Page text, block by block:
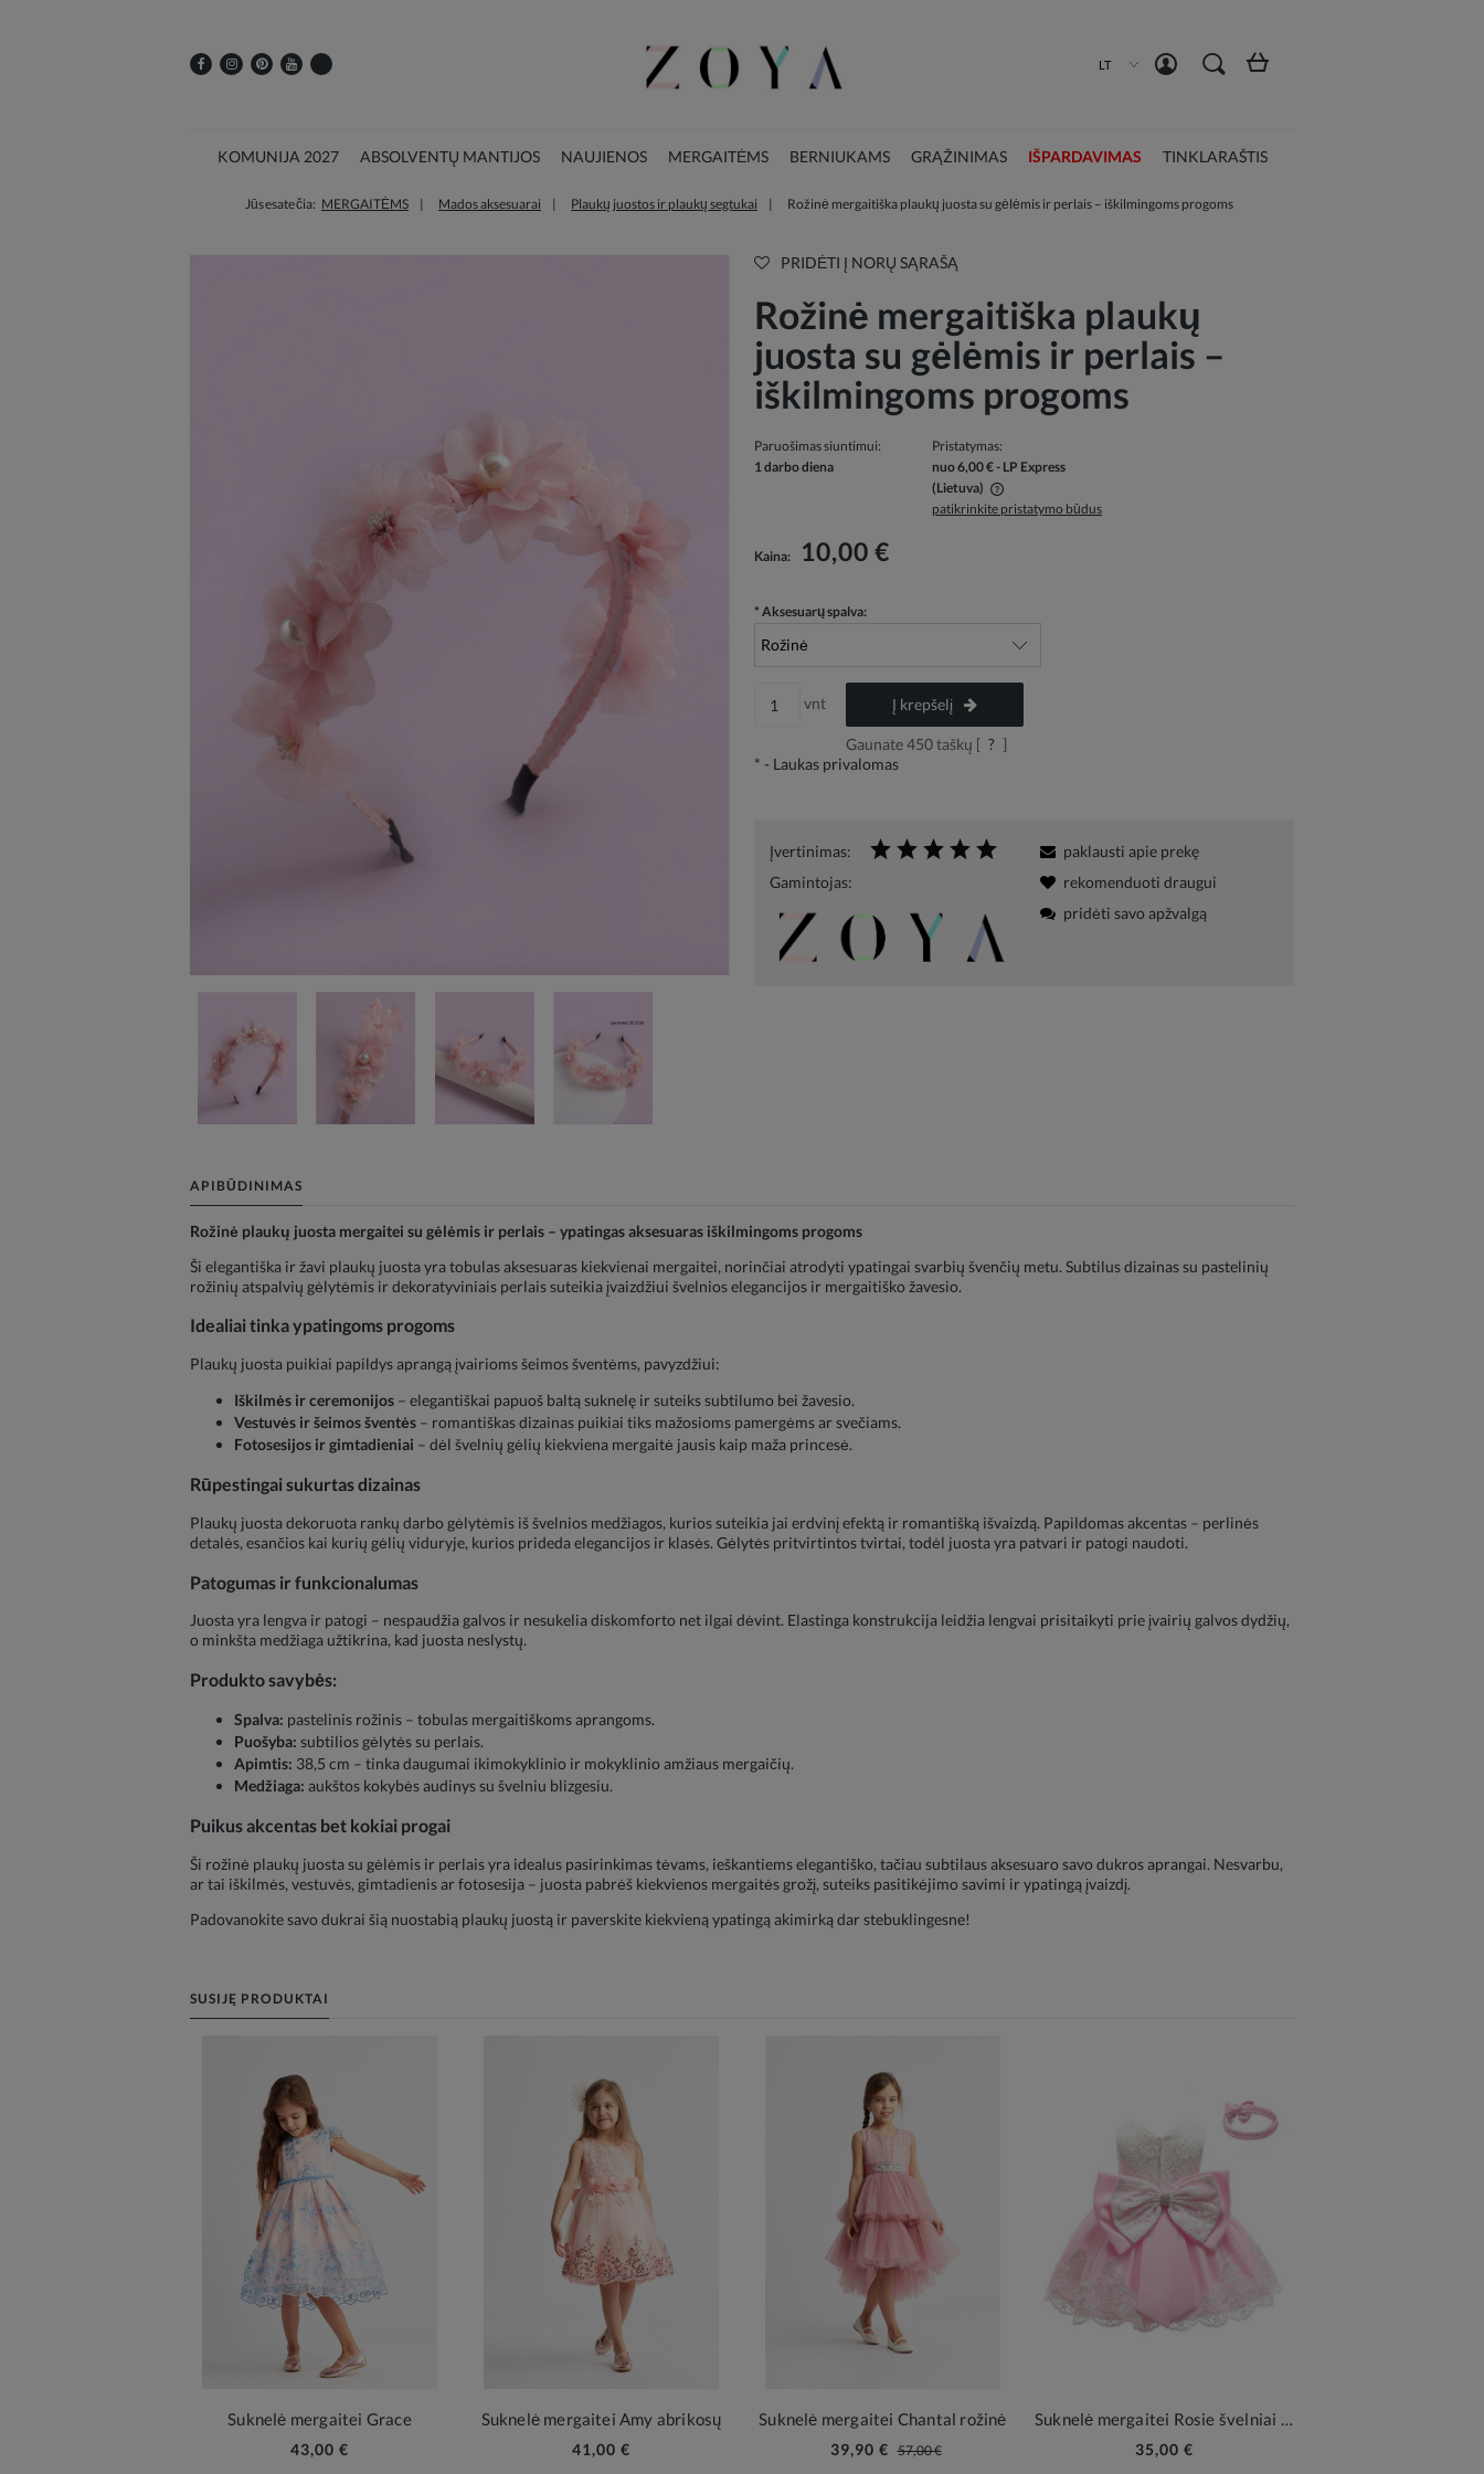
LT
KOMUNIJA 2027 ABSOLVENTŲ MANTIJOS NAUJIENOS MERGAITĖMS BERNIUKAMS GRĄŽINIMAS IŠPARDAVIMAS TINKLARAŠTIS
Jūs esate čia: MERGAITĖMS Mados aksesuarai Plaukų juostos ir plaukų segtukai Rožinė mergaitiška plaukų juosta su gėlėmis ir perlais – iškilmingoms progoms
PRIDĖTI Į NORŲ SĄRAŠĄ
Rožinė mergaitiška plaukų
juosta su gėlėmis ir perlais –
iškilmingoms progoms
Paruošimas siuntimui:
1 darbo diena
Pristatymas:
nuo 6,00 €- LP Express
(Lietuva)
išlaidos
patikrinkite pristatymo būdus
Kaina: 10,00 €
* Aksesuarų spalva:
vnt Į krepšelį
Gaunate450taškų [ ? ]
* - Laukas privalomas
Įvertinimas:
Gamintojas:
paklausti apie prekę
rekomenduoti draugui
pridėti savo apžvalgą
APIBŪDINIMAS
Rožinė plaukų juosta mergaitei su gėlėmis ir perlais – ypatingas aksesuaras iškilmingoms progoms
Ši elegantiška ir žavi plaukų juosta yra tobulas aksesuaras kiekvienai mergaitei, norinčiai atrodyti ypatingai svarbių švenčių metu. Subtilus dizainas su pastelinių
rožinių atspalvių gėlytėmis ir dekoratyviniais perlais suteikia įvaizdžiui švelnios elegancijos ir mergaitiško žavesio.
Idealiai tinka ypatingoms progoms
Plaukų juosta puikiai papildys aprangą įvairioms šeimos šventėms, pavyzdžiui:
Iškilmės ir ceremonijos – elegantiškai papuoš baltą suknelę ir suteiks subtilumo bei žavesio.
Vestuvės ir šeimos šventės – romantiškas dizainas puikiai tiks mažosioms pamergėms ar svečiams.
Fotosesijos ir gimtadieniai – dėl švelnių gėlių kiekviena mergaitė jausis kaip maža princesė.
Rūpestingai sukurtas dizainas
Plaukų juosta dekoruota rankų darbo gėlytėmis iš švelnios medžiagos, kurios suteikia jai erdvinį efektą ir romantišką išvaizdą. Papildomas akcentas – perlinės
detalės, esančios kai kurių gėlių viduryje, kurios prideda elegancijos ir klasės. Gėlytės pritvirtintos tvirtai, todėl juosta yra patvari ir patogi naudoti.
Patogumas ir funkcionalumas
Juosta yra lengva ir patogi – nespaudžia galvos ir nesukelia diskomforto net ilgai dėvint. Elastinga konstrukcija leidžia lengvai prisitaikyti prie įvairių galvos dydžių,
o minkšta medžiaga užtikrina, kad juosta neslystų.
Produkto savybės:
Spalva: pastelinis rožinis – tobulas mergaitiškoms aprangoms.
Puošyba: subtilios gėlytės su perlais.
Apimtis: 38,5 cm – tinka daugumai ikimokyklinio ir mokyklinio amžiaus mergaičių.
Medžiaga: aukštos kokybės audinys su švelniu blizgesiu.
Puikus akcentas bet kokiai progai
Ši rožinė plaukų juosta su gėlėmis ir perlais yra idealus pasirinkimas tėvams, ieškantiems elegantiško, tačiau subtilaus aksesuaro savo dukros aprangai. Nesvarbu,
ar tai iškilmės, vestuvės, gimtadienis ar fotosesija – juosta pabrėš kiekvienos mergaitės grožį, suteiks pasitikėjimo savimi ir ypatingą įvaizdį.
Padovanokite savo dukrai šią nuostabią plaukų juostą ir paverskite kiekvieną ypatingą akimirką dar stebuklingesne!
SUSIJĘ PRODUKTAI
Suknelė mergaitei Grace
43,00 €
Suknelė mergaitei Amy abrikosų
41,00 €
Suknelė mergaitei Chantal rožinė
39,90 € 57,00 €
Suknelė mergaitei Rosie švelniai rausvos
35,00 €